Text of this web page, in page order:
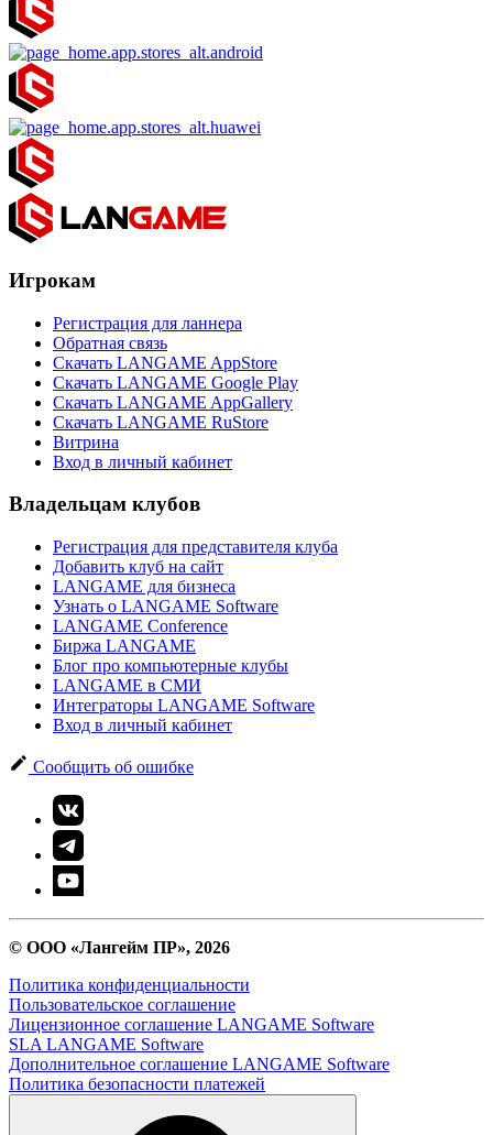
Игрокам
Регистрация для ланнера
Обратная связь
Скачать LANGAME AppStore
Скачать LANGAME Google Play
Скачать LANGAME AppGallery
Скачать LANGAME RuStore
Витрина
Вход в личный кабинет
Владельцам клубов
Регистрация для представителя клуба
Добавить клуб на сайт
LANGAME для бизнеса
Узнать о LANGAME Software
LANGAME Conference
Биржа LANGAME
Блог про компьютерные клубы
LANGAME в СМИ
Интеграторы LANGAME Software
Вход в личный кабинет
Сообщить об ошибке
© ООО «Лангейм ПР», 2026
Политика конфиденциальности
Пользовательское соглашение
Лицензионное соглашение LANGAME Software
SLA LANGAME Software
Дополнительное соглашение LANGAME Software
Политика безопасности платежей